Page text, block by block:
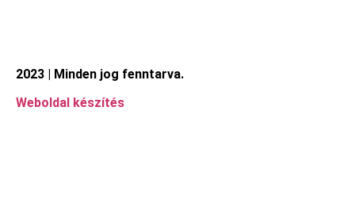
2023 | Minden jog fenntarva.
Weboldal készítés